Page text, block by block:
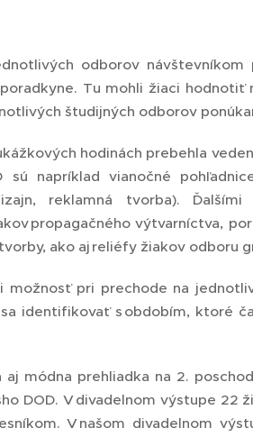
odborov návštevníkom
Tu mohli žiaci
študijných odborov
hodinách prebehla
sú napríklad vianočné
reklamná tvorba).
propagačného výtvarníctva,
ako aj reliéfy žiakov odboru
možnosť pri prechode na
identifikovať s obdobím, ktoré
módna prehliadka na 2.
DOD. V divadelnom výstupe 22
V našom divadelnom